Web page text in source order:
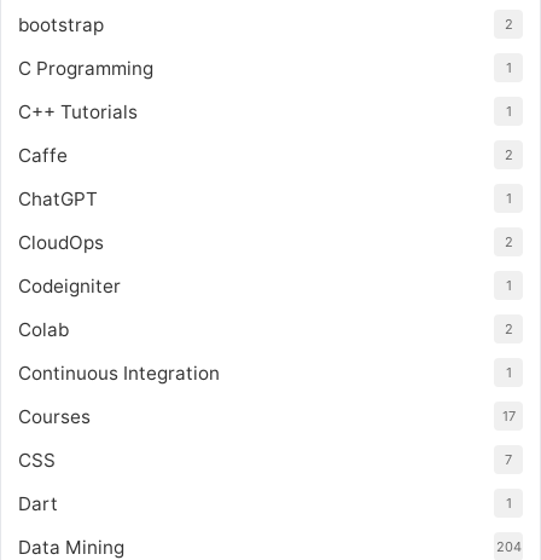
bootstrap 2
C Programming 1
C++ Tutorials 1
Caffe 2
ChatGPT 1
CloudOps 2
Codeigniter 1
Colab 2
Continuous Integration 1
Courses 17
CSS 7
Dart 1
Data Mining 204